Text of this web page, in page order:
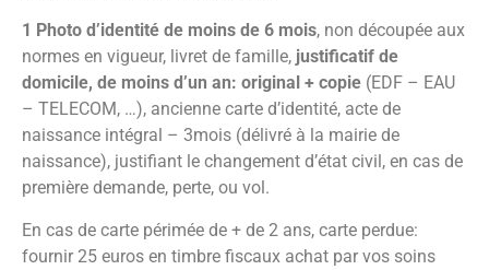
1 Photo d’identité de moins de 6 mois, non découpée aux
normes en vigueur, livret de famille, justificatif de
domicile, de moins d’un an: original + copie (EDF – EAU
– TELECOM, …), ancienne carte d’identité, acte de
naissance intégral – 3mois (délivré à la mairie de
naissance), justifiant le changement d’état civil, en cas de
première demande, perte, ou vol.
En cas de carte périmée de + de 2 ans, carte perdue:
fournir 25 euros en timbre fiscaux achat par vos soins